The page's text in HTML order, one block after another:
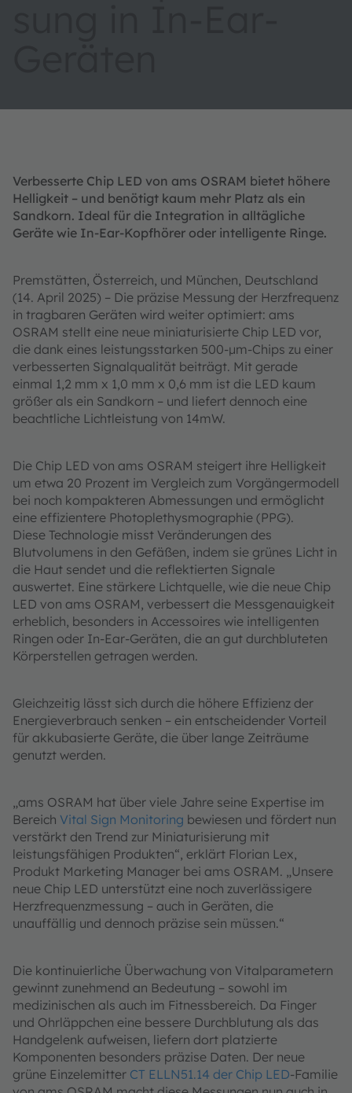
Verbesserte Chip LED von ams OSRAM bietet höhere
Helligkeit – und benötigt kaum mehr Platz als ein
Sandkorn. Ideal für die Integration in alltägliche
Geräte wie In-Ear-Kopfhörer oder intelligente Ringe.
Premstätten, Österreich, und München, Deutschland
(14. April 2025) – Die präzise Messung der Herzfrequenz
in tragbaren Geräten wird weiter optimiert: ams
OSRAM stellt eine neue miniaturisierte Chip LED vor,
die dank eines leistungsstarken 500-µm-Chips zu einer
verbesserten Signalqualität beiträgt. Mit gerade
einmal 1,2 mm x 1,0 mm x 0,6 mm ist die LED kaum
größer als ein Sandkorn – und liefert dennoch eine
beachtliche Lichtleistung von 14mW.
Die Chip LED von ams OSRAM steigert ihre Helligkeit
um etwa 20 Prozent im Vergleich zum Vorgängermodell
bei noch kompakteren Abmessungen und ermöglicht
eine effizientere Photoplethysmographie (PPG).
Diese Technologie misst Veränderungen des
Blutvolumens in den Gefäßen, indem sie grünes Licht in
die Haut sendet und die reflektierten Signale
auswertet. Eine stärkere Lichtquelle, wie die neue Chip
LED von ams OSRAM, verbessert die Messgenauigkeit
erheblich, besonders in Accessoires wie intelligenten
Ringen oder In-Ear-Geräten, die an gut durchbluteten
Körperstellen getragen werden.
Gleichzeitig lässt sich durch die höhere Effizienz der
Energieverbrauch senken – ein entscheidender Vorteil
für akkubasierte Geräte, die über lange Zeiträume
genutzt werden.
„ams OSRAM hat über viele Jahre seine Expertise im
Bereich Vital Sign Monitoring bewiesen und fördert nun
verstärkt den Trend zur Miniaturisierung mit
leistungsfähigen Produkten“, erklärt Florian Lex,
Produkt Marketing Manager bei ams OSRAM. „Unsere
neue Chip LED unterstützt eine noch zuverlässigere
Herzfrequenzmessung – auch in Geräten, die
unauffällig und dennoch präzise sein müssen.“
Die kontinuierliche Überwachung von Vitalparametern
gewinnt zunehmend an Bedeutung – sowohl im
medizinischen als auch im Fitnessbereich. Da Finger
und Ohrläppchen eine bessere Durchblutung als das
Handgelenk aufweisen, liefern dort platzierte
Komponenten besonders präzise Daten. Der neue
grüne Einzelemitter CT ELLN51.14 der Chip LED-Familie